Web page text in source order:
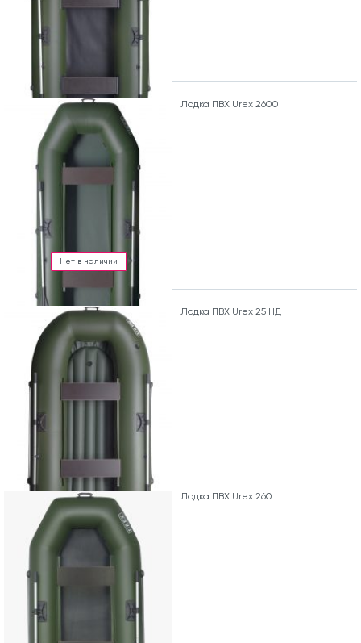
Нет в наличии
Лодка ПВХ Urex 2600
Лодка ПВХ Urex 25 НД
Лодка ПВХ Urex 260